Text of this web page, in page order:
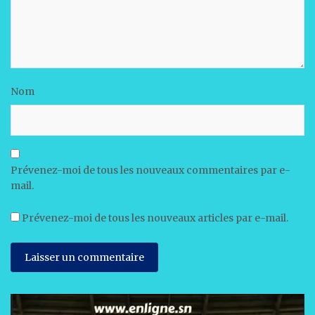
Nom
Prévenez-moi de tous les nouveaux commentaires par e-
mail.
Prévenez-moi de tous les nouveaux articles par e-mail.